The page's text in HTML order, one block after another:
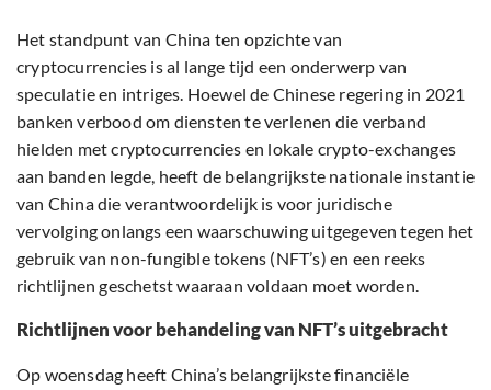
Het standpunt van China ten opzichte van
cryptocurrencies is al lange tijd een onderwerp van
speculatie en intriges. Hoewel de Chinese regering in 2021
banken verbood om diensten te verlenen die verband
hielden met cryptocurrencies en lokale crypto-exchanges
aan banden legde, heeft de belangrijkste nationale instantie
van China die verantwoordelijk is voor juridische
vervolging onlangs een waarschuwing uitgegeven tegen het
gebruik van non-fungible tokens (NFT’s) en een reeks
richtlijnen geschetst waaraan voldaan moet worden.
Richtlijnen voor behandeling van NFT’s uitgebracht
Op woensdag heeft China’s belangrijkste financiële